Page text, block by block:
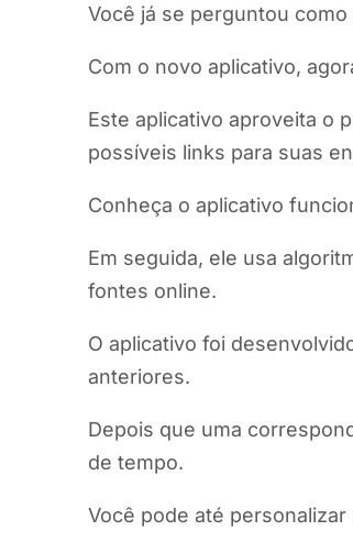
Você já se perguntou
Com o novo aplicativo,
Este aplicativo aproveita o
possíveis links para suas
Conheça o aplicativo
Em seguida, ele usa
fontes online.
O aplicativo foi
anteriores.
Depois que uma
de tempo.
Você pode até